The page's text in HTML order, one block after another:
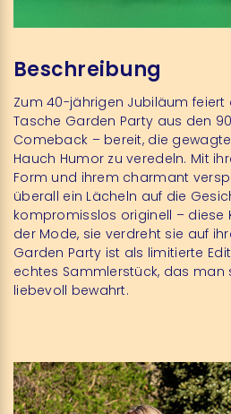
Beschreibung
Zum 40-jährigen Jubiläum
Tasche Garden Party aus den
Comeback – bereit, die
Hauch Humor zu veredeln. Mit
Form und ihrem charmant
überall ein Lächeln auf die
kompromisslos originell – diese
der Mode, sie verdreht sie auf
Garden Party ist als limitierte
echtes Sammlerstück, das
liebevoll bewahrt.